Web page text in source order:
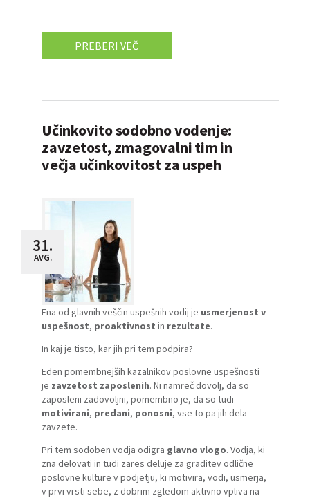
PREBERI VEČ
Učinkovito sodobno vodenje:
zavzetost, zmagovalni tim in
večja učinkovitost za uspeh
31.
AVG.
Ena od glavnih veščin uspešnih vodij je usmerjenost v
uspešnost, proaktivnost in rezultate.
In kaj je tisto, kar jih pri tem podpira?
Eden pomembnejših kazalnikov poslovne uspešnosti
je zavzetost zaposlenih. Ni namreč dovolj, da so
zaposleni zadovoljni, pomembno je, da so tudi
motivirani, predani, ponosni, vse to pa jih dela
zavzete.
Pri tem sodoben vodja odigra glavno vlogo. Vodja, ki
zna delovati in tudi zares deluje za graditev odlične
poslovne kulture v podjetju, ki motivira, vodi, usmerja,
v prvi vrsti sebe, z dobrim zgledom aktivno vpliva na